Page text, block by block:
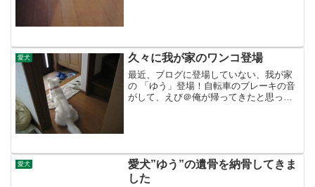
愛犬 久々に我が家のワンコ登場
最近、ブログに登場していない、我が家
の 「ゆう」登場！自転車のブレーキの音
がして、えび＠俺が帰ってきたと思って
愛犬
愛犬”ゆう”の遺骨を納骨してきま
した